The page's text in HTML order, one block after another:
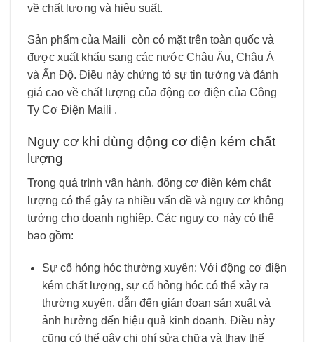
về chất lượng và hiệu suất.
Sản phẩm của Maili còn có mặt trên toàn quốc và
được xuất khẩu sang các nước Châu Âu, Châu Á
và Ấn Độ. Điều này chứng tỏ sự tin tưởng và đánh
giá cao về chất lượng của động cơ điện của Công
Ty Cơ Điện Maili .
Nguy cơ khi dùng động cơ điện kém chất
lượng
Trong quá trình vận hành, động cơ điện kém chất
lượng có thể gây ra nhiều vấn đề và nguy cơ không
tưởng cho doanh nghiệp. Các nguy cơ này có thể
bao gồm:
Sự cố hỏng hóc thường xuyên: Với động cơ điện
kém chất lượng, sự cố hỏng hóc có thể xảy ra
thường xuyên, dẫn đến gián đoạn sản xuất và
ảnh hưởng đến hiệu quả kinh doanh. Điều này
cũng có thể gây chi phí sửa chữa và thay thế